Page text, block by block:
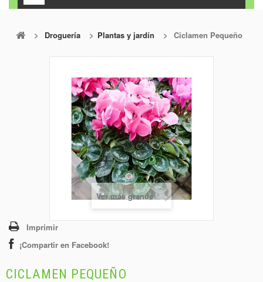
+
ALIMENTACIÓN
CARNICERÍA Y CHARCUTERÍA
PANADERÍA
> Droguería > Plantas y jardín > Ciclamen Pequeño
Ver más grande
Imprimir
¡Compartir en Facebook!
CICLAMEN PEQUEÑO